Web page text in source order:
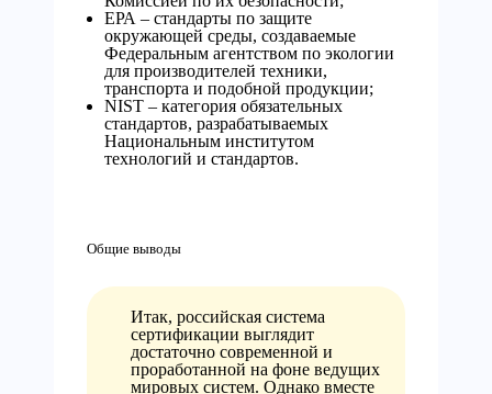
EРА – стандарты по защите
окружающей среды, создаваемые
Федеральным агентством по экологии
для производителей техники,
транспорта и подобной продукции;
NIST – категория обязательных
стандартов, разрабатываемых
Национальным институтом
технологий и стандартов.
Общие выводы
Итак, российская система
сертификации выглядит
достаточно современной и
проработанной на фоне ведущих
мировых систем. Однако вместе